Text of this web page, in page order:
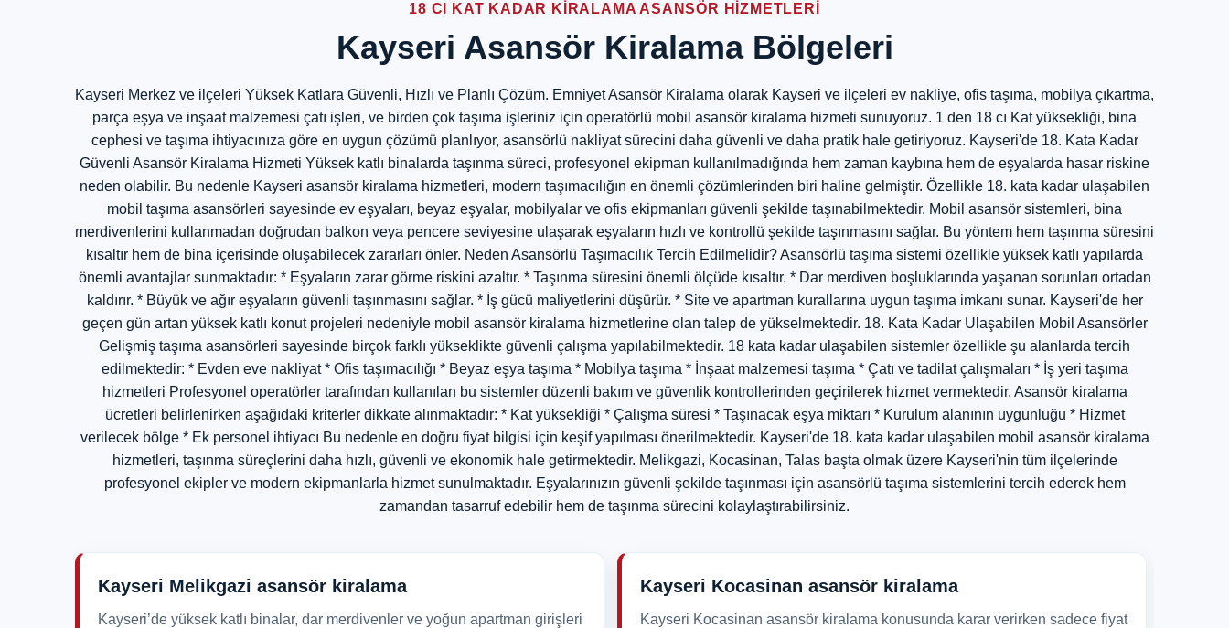
18 CI KAT KADAR KIRALAMA ASANSÖR HIZMETLERI
Kayseri Asansör Kiralama Bölgeleri
Kayseri Merkez ve ilçeleri Yüksek Katlara Güvenli, Hızlı ve Planlı Çözüm. Emniyet Asansör Kiralama olarak Kayseri ve ilçeleri ev nakliye, ofis taşıma, mobilya çıkartma,
parça eşya ve inşaat malzemesi çatı işleri, ve birden çok taşıma işleriniz için operatörlü mobil asansör kiralama hizmeti sunuyoruz. 1 den 18 cı Kat yüksekliği, bina
cephesi ve taşıma ihtiyacınıza göre en uygun çözümü planlıyor, asansörlü nakliyat sürecini daha güvenli ve daha pratik hale getiriyoruz. Kayseri'de 18. Kata Kadar
Güvenli Asansör Kiralama Hizmeti Yüksek katlı binalarda taşınma süreci, profesyonel ekipman kullanılmadığında hem zaman kaybına hem de eşyalarda hasar riskine
neden olabilir. Bu nedenle Kayseri asansör kiralama hizmetleri, modern taşımacılığın en önemli çözümlerinden biri haline gelmiştir. Özellikle 18. kata kadar ulaşabilen
mobil taşıma asansörleri sayesinde ev eşyaları, beyaz eşyalar, mobilyalar ve ofis ekipmanları güvenli şekilde taşınabilmektedir. Mobil asansör sistemleri, bina
merdivenlerini kullanmadan doğrudan balkon veya pencere seviyesine ulaşarak eşyaların hızlı ve kontrollü şekilde taşınmasını sağlar. Bu yöntem hem taşınma süresini
kısaltır hem de bina içerisinde oluşabilecek zararları önler. Neden Asansörlü Taşımacılık Tercih Edilmelidir? Asansörlü taşıma sistemi özellikle yüksek katlı yapılarda
önemli avantajlar sunmaktadır: * Eşyaların zarar görme riskini azaltır. * Taşınma süresini önemli ölçüde kısaltır. * Dar merdiven boşluklarında yaşanan sorunları ortadan
kaldırır. * Büyük ve ağır eşyaların güvenli taşınmasını sağlar. * İş gücü maliyetlerini düşürür. * Site ve apartman kurallarına uygun taşıma imkanı sunar. Kayseri'de her
geçen gün artan yüksek katlı konut projeleri nedeniyle mobil asansör kiralama hizmetlerine olan talep de yükselmektedir. 18. Kata Kadar Ulaşabilen Mobil Asansörler
Gelişmiş taşıma asansörleri sayesinde birçok farklı yükseklikte güvenli çalışma yapılabilmektedir. 18 kata kadar ulaşabilen sistemler özellikle şu alanlarda tercih
edilmektedir: * Evden eve nakliyat * Ofis taşımacılığı * Beyaz eşya taşıma * Mobilya taşıma * İnşaat malzemesi taşıma * Çatı ve tadilat çalışmaları * İş yeri taşıma
hizmetleri Profesyonel operatörler tarafından kullanılan bu sistemler düzenli bakım ve güvenlik kontrollerinden geçirilerek hizmet vermektedir. Asansör kiralama
ücretleri belirlenirken aşağıdaki kriterler dikkate alınmaktadır: * Kat yüksekliği * Çalışma süresi * Taşınacak eşya miktarı * Kurulum alanının uygunluğu * Hizmet
verilecek bölge * Ek personel ihtiyacı Bu nedenle en doğru fiyat bilgisi için keşif yapılması önerilmektedir. Kayseri'de 18. kata kadar ulaşabilen mobil asansör kiralama
hizmetleri, taşınma süreçlerini daha hızlı, güvenli ve ekonomik hale getirmektedir. Melikgazi, Kocasinan, Talas başta olmak üzere Kayseri'nin tüm ilçelerinde
profesyonel ekipler ve modern ekipmanlarla hizmet sunulmaktadır. Eşyalarınızın güvenli şekilde taşınması için asansörlü taşıma sistemlerini tercih ederek hem
zamandan tasarruf edebilir hem de taşınma sürecini kolaylaştırabilirsiniz.
Kayseri Melikgazi asansör kiralama
Kayseri’de yüksek katlı binalar, dar merdivenler ve yoğun apartman girişleri
Kayseri Kocasinan asansör kiralama
Kayseri Kocasinan asansör kiralama konusunda karar verirken sadece fiyat